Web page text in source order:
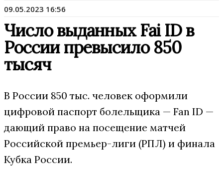
09.05.2023 16:56
Число выданных Fai ID в
России превысило 850
тысяч
В России 850 тыс. человек оформили
цифровой паспорт болельщика — Fan ID —
дающий право на посещение матчей
Российской премьер-лиги (РПЛ) и финала
Кубка России.